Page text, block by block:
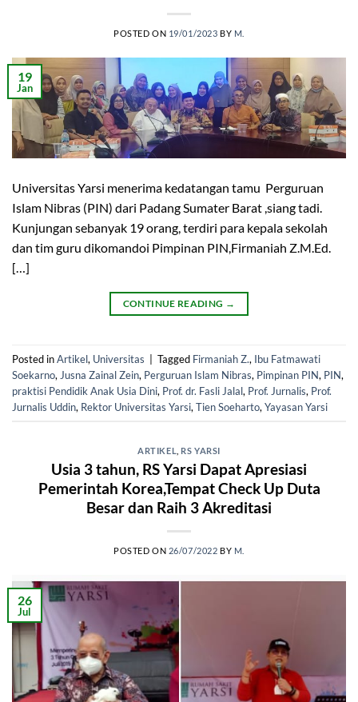
POSTED ON 19/01/2023 BY M.
19
Jan
Universitas Yarsi menerima kedatangan tamu Perguruan
Islam Nibras (PIN) dari Padang Sumater Barat ,siang tadi.
Kunjungan sebanyak 19 orang, terdiri para kepala sekolah
dan tim guru dikomandoi Pimpinan PIN,Firmaniah Z.M.Ed.
[…]
CONTINUE READING →
Posted inArtikel, Universitas Tagged Firmaniah Z., Ibu Fatmawati
Soekarno, Jusna Zainal Zein, Perguruan Islam Nibras, Pimpinan PIN, PIN,
praktisi Pendidik Anak Usia Dini, Prof. dr. Fasli Jalal, Prof. Jurnalis, Prof.
Jurnalis Uddin, Rektor Universitas Yarsi, Tien Soeharto, Yayasan Yarsi
ARTIKEL RS YARSI
Usia 3 tahun, RS Yarsi Dapat Apresiasi
Pemerintah Korea,Tempat Check Up Duta
Besar dan Raih 3 Akreditasi
POSTED ON 26/07/2022 BY M.
26
Jul